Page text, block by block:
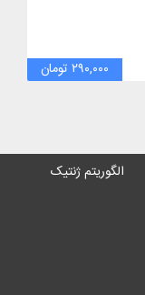
۲۹۰,۰۰۰ تومان
الگوریتم ژنتیک